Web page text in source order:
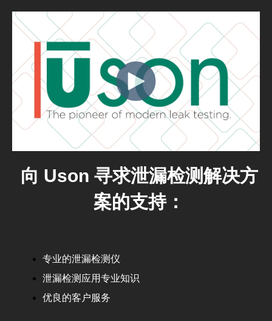
向 Uson 寻求泄漏检测解决方
案的支持：
专业的泄漏检测仪
泄漏检测应用专业知识
优良的客户服务